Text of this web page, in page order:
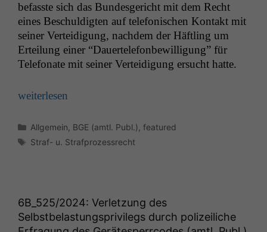
befasste sich das Bun­des­gericht mit dem Recht
eines Beschuldigten auf tele­fonis­chen Kon­takt mit
sein­er Vertei­di­gung, nach­dem der Häftling um
Erteilung ein­er “Dauertele­fon­be­wil­li­gung” für
Tele­fonate mit sein­er Vertei­di­gung ersucht hatte.
weit­er­lesen
Kategorien
Allgemein BGE (amtl. Publ.) ,featured
Schlagwörter
Straf- u. Strafprozessrecht
6B_525/2024: Verletzung des
Selbstbelastungsprivilegs durch polizeiliche